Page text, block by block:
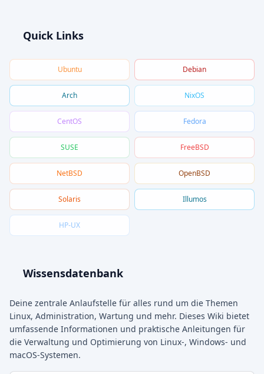
Quick Links
Ubuntu Debian
Arch NixOS
CentOS Fedora
SUSE FreeBSD
NetBSD OpenBSD
Solaris Illumos
HP-UX
Wissensdatenbank
Deine zentrale Anlaufstelle für alles rund um die Themen
Linux, Administration, Wartung und mehr. Dieses Wiki bietet
umfassende Informationen und praktische Anleitungen für
die Verwaltung und Optimierung von Linux-, Windows- und
macOS-Systemen.